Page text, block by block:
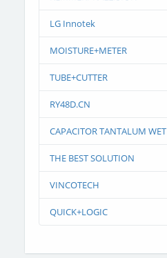
LG Innotek
MOISTURE+METER
TUBE+CUTTER
RY48D.CN
CAPACITOR TANTALUM WET
THE BEST SOLUTION
VINCOTECH
QUICK+LOGIC